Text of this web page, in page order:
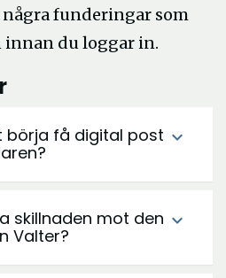
funderingar som
innan du loggar in.
börja få digital post expand_more
skillnaden mot den
Valter?
expand_more